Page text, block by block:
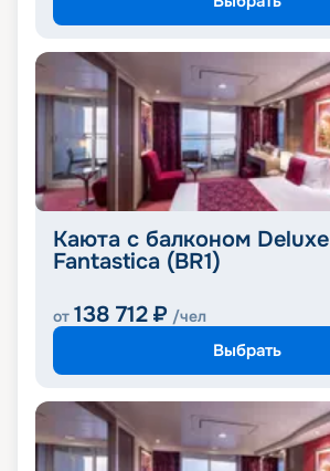
Каюта с балконом Deluxe
Fantastica (BR1)
от 138 712 ₽ /чел
Выбрать